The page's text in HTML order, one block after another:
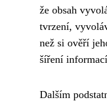
že obsah
tvrzení,
než si ověří
šíření
Dalším